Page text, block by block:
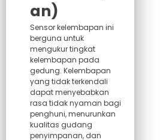
an)
Sensor kelembapan ini
berguna untuk
mengukur tingkat
kelembapan pada
gedung. Kelembapan
yang tidak terkendali
dapat menyebabkan
rasa tidak nyaman bagi
penghuni, menurunkan
kualitas gudang
penyimpanan, dan